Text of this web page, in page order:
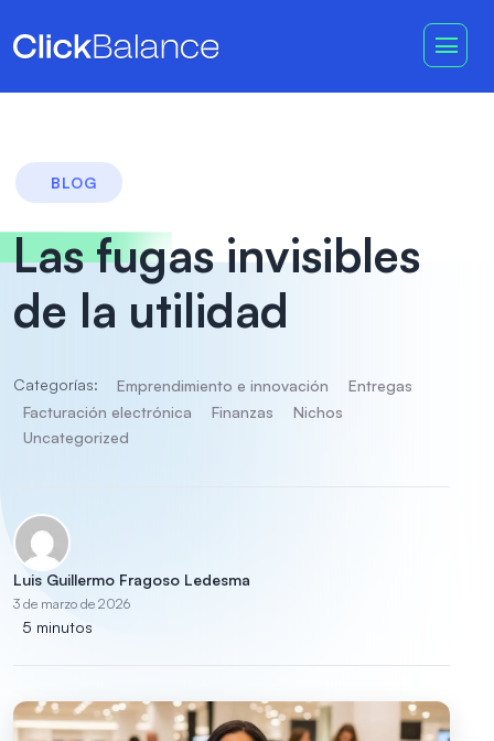
BLOG
Las fugas invisibles
de la utilidad
Categorías: Emprendimiento e innovación
Entregas
Facturación electrónica
Finanzas
Nichos
Uncategorized
Luis Guillermo Fragoso Ledesma
3 de marzo de 2026
5 minutos